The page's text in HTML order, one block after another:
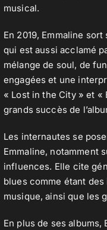
musical.
En 2019, Emmaline
qui est aussi acclamé
mélange de soul, de
engagées et une
« Lost in the City » et
grands succès de
Les internautes se
Emmaline, notamment
influences. Elle cite
blues comme étant
musique, ainsi que les
En plus de ses